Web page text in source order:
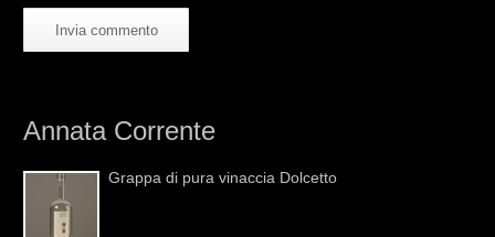
Annata Corrente
Grappa di pura vinaccia Dolcetto